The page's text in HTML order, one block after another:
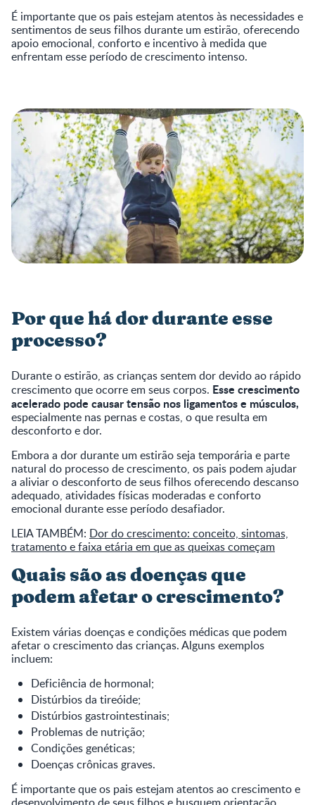
É importante que os pais estejam atentos às necessidades e
sentimentos de seus filhos durante um estirão, oferecendo
apoio emocional, conforto e incentivo à medida que
enfrentam esse período de crescimento intenso.
Por que há dor durante esse
processo?
Durante o estirão, as crianças sentem dor devido ao rápido
crescimento que ocorre em seus corpos. Esse crescimento
acelerado pode causar tensão nos ligamentos e músculos,
especialmente nas pernas e costas, o que resulta em
desconforto e dor.
Embora a dor durante um estirão seja temporária e parte
natural do processo de crescimento, os pais podem ajudar
a aliviar o desconforto de seus filhos oferecendo descanso
adequado, atividades físicas moderadas e conforto
emocional durante esse período desafiador.
LEIA TAMBÉM: Dor do crescimento: conceito, sintomas,
tratamento e faixa etária em que as queixas começam
Quais são as doenças que
podem afetar o crescimento?
Existem várias doenças e condições médicas que podem
afetar o crescimento das crianças. Alguns exemplos
incluem:
Deficiência de hormonal;
Distúrbios da tireóide;
Distúrbios gastrointestinais;
Problemas de nutrição;
Condições genéticas;
Doenças crônicas graves.
É importante que os pais estejam atentos ao crescimento e